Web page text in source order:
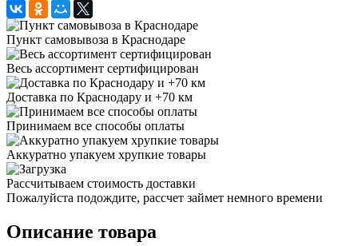
Пункт самовывоза в Краснодаре
Весь ассортимент сертифицирован
Доставка по Краснодару и +70 км
Принимаем все способы оплаты
Аккуратно упакуем хрупкие товары
Рассчитываем стоимость доставки
Пожалуйста подождите, рассчет займет немного времени
Описание товара